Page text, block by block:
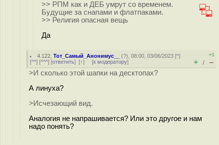
>> РПМ как и ДЕБ умрут со временем.
Будущие за снапами и флатпаками.
>> Религия опасная вещь
Да
4.122 ,Тот_Самый_Анонимус__ (?), 08:00, 03/06/2023 [^]
[^^] [^^^] [ответить] [↑] [к модератору]
+1
+ / –
>И сколько этой шапки на десктопах?
А линуха?
>Исчезающий вид.
Аналогия не напрашивается? Или это другое и нам
надо понять?